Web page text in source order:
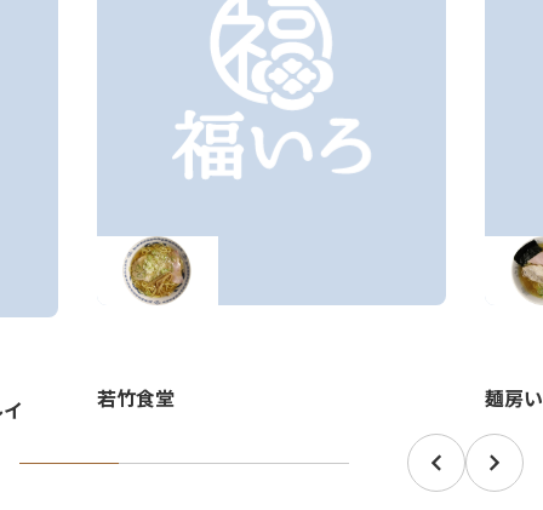
若竹食堂 麺房